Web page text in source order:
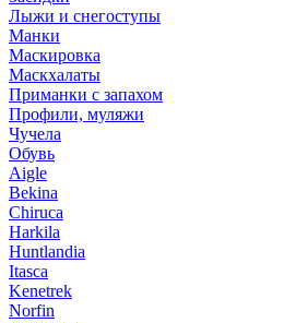
Лыжи и снегоступы
Манки
Маскировка
Маскхалаты
Приманки с запахом
Профили, муляжи
Чучела
Обувь
Aigle
Bekina
Chiruсa
Harkila
Huntlandia
Itasca
Kenetrek
Norfin